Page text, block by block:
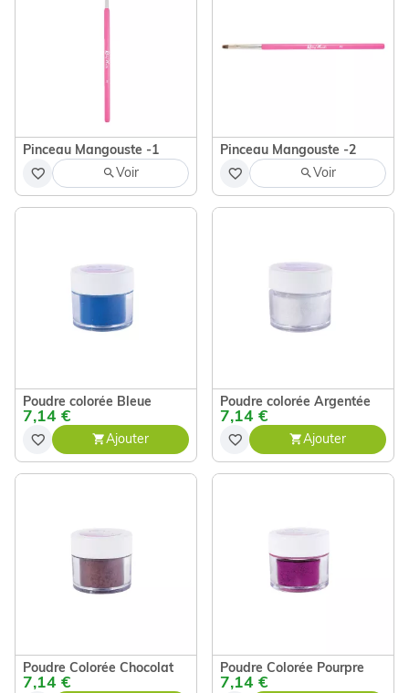
Pinceau Mangouste -1
Voir
Pinceau Mangouste -2
Voir
Poudre colorée Bleue
7,14 €
Ajouter
Poudre colorée Argentée
7,14 €
Ajouter
Poudre Colorée Chocolat
7,14 €
Poudre Colorée Pourpre
7,14 €